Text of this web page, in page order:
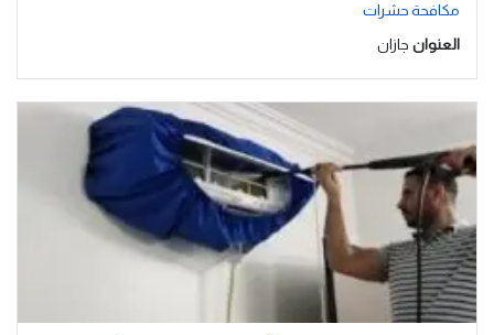
مكافحة حشرات
العنوان جازان